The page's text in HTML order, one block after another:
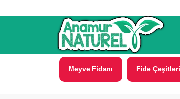
Meyve Fidanı Fide Çeşitleri